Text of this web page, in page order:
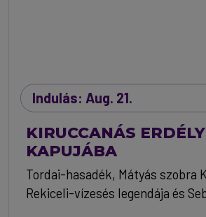
Indulás: Aug. 21.
KIRUCCANÁS ERDÉLY
KAPUJÁBA
Tordai-hasadék, Mátyás szobra
Rekiceli-vízesés legendája és